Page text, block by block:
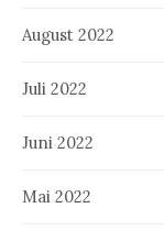
August 2022
Juli 2022
Juni 2022
Mai 2022